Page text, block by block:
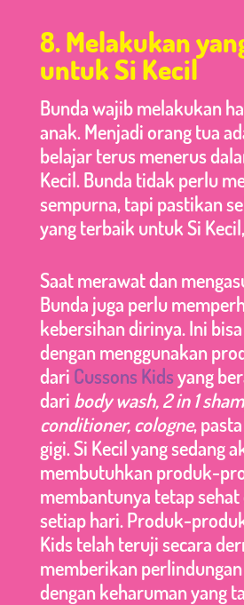
8. Melakukan
untuk Si Kecil
Bunda wajib melakukan
anak. Menjadi orang tua
belajar terus menerus
Kecil. Bunda tidak perlu
sempurna, tapi pastikan
yang terbaik untuk Si
Saat merawat dan
Bunda juga perlu
kebersihan dirinya. Ini
dengan menggunakan
dari Cussons Kidsyang
dari body wash, 2 in 1
conditioner, cologne,
gigi. Si Kecil yang sedang
membutuhkan produk-
membantunya tetap sehat
setiap hari. Produk-
Kids telah teruji secara
memberikan
dengan keharuman yang